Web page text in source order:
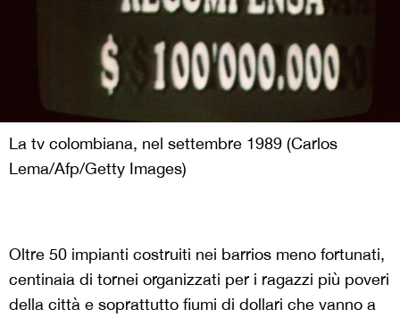
La tv colombiana, nel settembre 1989 (Carlos
Lema/Afp/Getty Images)
Oltre 50 impianti costruiti nei barrios meno fortunati,
centinaia di tornei organizzati per i ragazzi più poveri
della città e soprattutto fiumi di dollari che vanno a